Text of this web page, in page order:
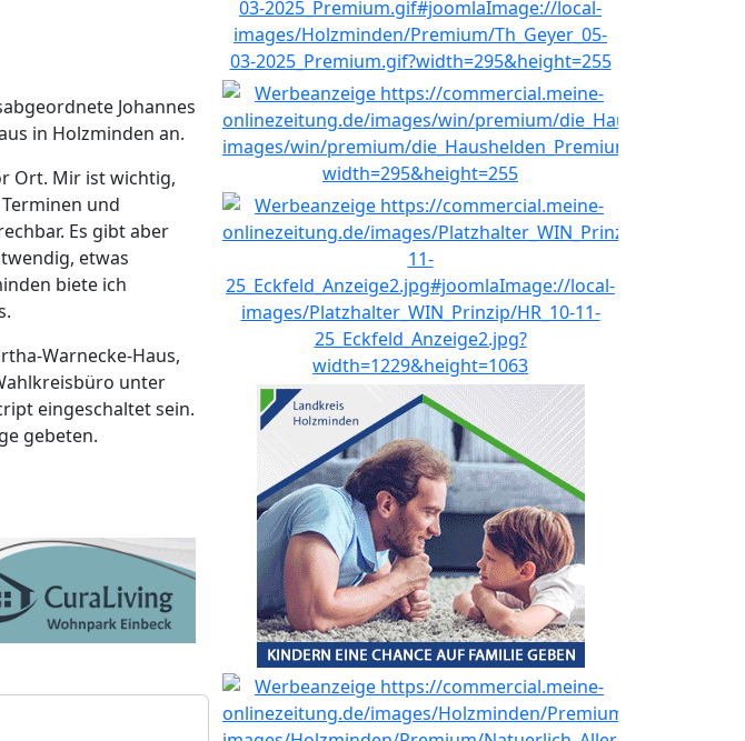
Johannes
in Holzminden an.
Ort. Mir ist wichtig,
und
Es gibt aber
etwas
biete ich
Warnecke-Haus,
unter
eingeschaltet sein.
gebeten.